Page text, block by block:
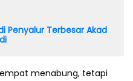
Penyalur Terbesar Akad
menabung, tetapi